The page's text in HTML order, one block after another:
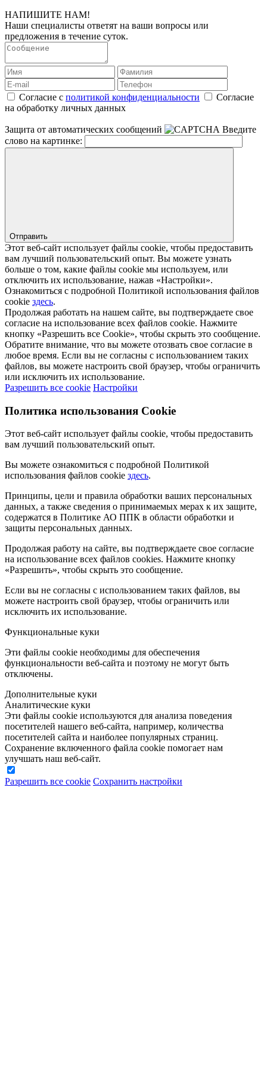
НАПИШИТЕ НАМ!
Наши специалисты ответят на ваши вопросы или
предложения в течение суток.
Согласие с политикой конфиденциальности
Согласие
на обработку личных данных
Защита от автоматических сообщений
Введите
слово на картинке:
Отправить
Этот веб-сайт использует файлы cookie, чтобы предоставить
вам лучший пользовательский опыт. Вы можете узнать
больше о том, какие файлы cookie мы используем, или
отключить их использование, нажав «Настройки».
Ознакомиться с подробной Политикой использования файлов
cookie здесь.
Продолжая работать на нашем сайте, вы подтверждаете свое
согласие на использование всех файлов cookie. Нажмите
кнопку «Разрешить все Cookie», чтобы скрыть это сообщение.
Обратите внимание, что вы можете отозвать свое согласие в
любое время. Если вы не согласны с использованием таких
файлов, вы можете настроить свой браузер, чтобы ограничить
или исключить их использование.
Разрешить все cookie Настройки
Политика использования Cookie
Этот веб-сайт использует файлы cookie, чтобы предоставить
вам лучший пользовательский опыт.
Вы можете ознакомиться с подробной Политикой
использования файлов cookie здесь.
Принципы, цели и правила обработки ваших персональных
данных, а также сведения о принимаемых мерах к их защите,
содержатся в Политике АО ППК в области обработки и
защиты персональных данных.
Продолжая работу на сайте, вы подтверждаете свое согласие
на использование всех файлов cookies. Нажмите кнопку
«Разрешить», чтобы скрыть это сообщение.
Если вы не согласны с использованием таких файлов, вы
можете настроить свой браузер, чтобы ограничить или
исключить их использование.
Функциональные куки
Эти файлы cookie необходимы для обеспечения
функциональности веб-сайта и поэтому не могут быть
отключены.
Дополнительные куки
Аналитические куки
Эти файлы cookie используются для анализа поведения
посетителей нашего веб-сайта, например, количества
посетителей сайта и наиболее популярных страниц.
Сохранение включенного файла cookie помогает нам
улучшать наш веб-сайт.
Разрешить все cookie Сохранить настройки